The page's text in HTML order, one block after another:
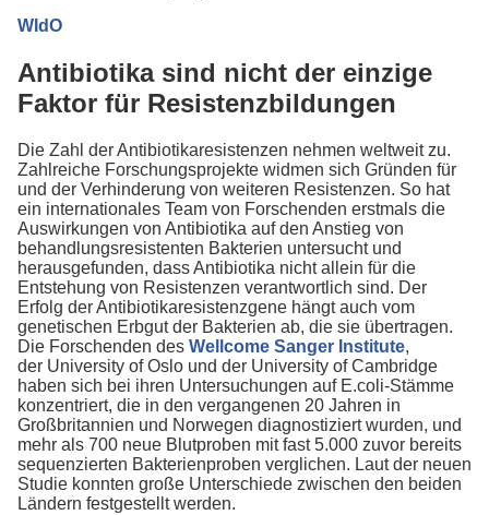
WIdO
Antibiotika sind nicht der einzige
Faktor für Resistenzbildungen
Die Zahl der Antibiotikaresistenzen nehmen weltweit zu.
Zahlreiche Forschungsprojekte widmen sich Gründen für
und der Verhinderung von weiteren Resistenzen. So hat
ein internationales Team von Forschenden erstmals die
Auswirkungen von Antibiotika auf den Anstieg von
behandlungsresistenten Bakterien untersucht und
herausgefunden, dass Antibiotika nicht allein für die
Entstehung von Resistenzen verantwortlich sind. Der
Erfolg der Antibiotikaresistenzgene hängt auch vom
genetischen Erbgut der Bakterien ab, die sie übertragen.
Die Forschenden des Wellcome Sanger Institute,
der University of Oslo und der University of Cambridge
haben sich bei ihren Untersuchungen auf E.coli-Stämme
konzentriert, die in den vergangenen 20 Jahren in
Großbritannien und Norwegen diagnostiziert wurden, und
mehr als 700 neue Blutproben mit fast 5.000 zuvor bereits
sequenzierten Bakterienproben verglichen. Laut der neuen
Studie konnten große Unterschiede zwischen den beiden
Ländern festgestellt werden.